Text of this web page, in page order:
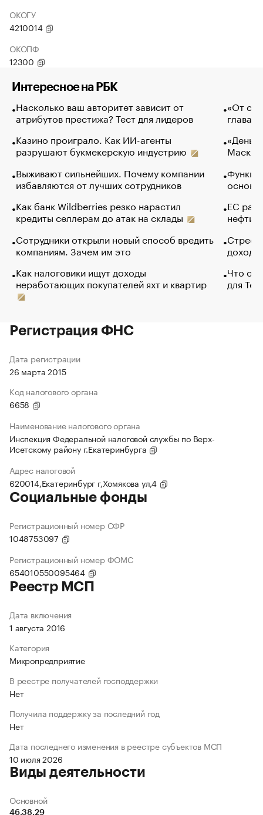
ОКОГУ
4210014
ОКОПФ
12300
Интересное на РБК
Насколько ваш авторитет зависит от
атрибутов престижа? Тест для лидеров
Казино проиграло. Как ИИ-агенты
разрушают букмекерскую индустрию
Выживают сильнейших. Почему компании
избавляются от лучших сотрудников
Как банк Wildberries резко нарастил
кредиты селлерам до атак на склады
Сотрудники открыли новый способ вредить
компаниям. Зачем им это
Как налоговики ищут доходы
неработающих покупателей яхт и квартир
«От
глава
Маск в
основ
ЕС
нефти
Что
для
Регистрация ФНС
Дата регистрации
26 марта 2015
Код налогового органа
6658
Наименование налогового органа
Инспекция Федеральной налоговой службы по Верх-
Исетскому району г.Екатеринбурга
Адрес налоговой
620014,Екатеринбург г,Хомякова ул,4
Социальные фонды
Регистрационный номер СФР
1048753097
Регистрационный номер ФОМС
654010550095464
Реестр МСП
Дата включения
1 августа 2016
Категория
Микропредприятие
В реестре получателей господдержки
Нет
Получила поддержку за последний год
Нет
Дата последнего изменения в реестре субъектов МСП
10 июля 2026
Виды деятельности
Основной
46.38.29